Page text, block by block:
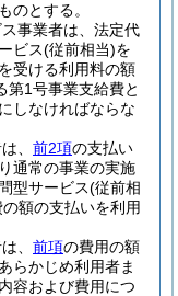
のとする。
事業者は、法定代
ビス(従前相当)を
受ける利用料の額
第1号事業支給費と
しなければならな
、 前2項の支払い
通常の事業の実施
型サービス(従前相
額の支払いを利用
、 前項の費用の額
らかじめ利用者ま
容および費用につ